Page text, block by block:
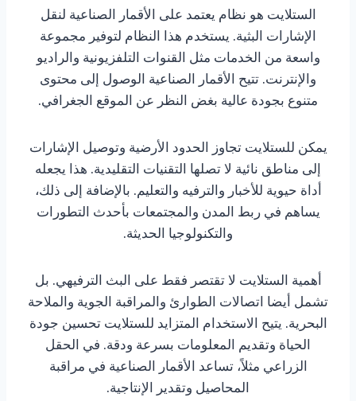
الستلايت هو نظام يعتمد على الأقمار الصناعية لنقل
الإشارات البثية. يستخدم هذا النظام لتوفير مجموعة
واسعة من الخدمات مثل القنوات التلفزيونية والراديو
والإنترنت. تتيح الأقمار الصناعية الوصول إلى محتوى
متنوع بجودة عالية بغض النظر عن الموقع الجغرافي.
يمكن للستلايت تجاوز الحدود الأرضية وتوصيل الإشارات
إلى مناطق نائية لا تصلها التقنيات التقليدية. هذا يجعله
أداة حيوية للأخبار والترفيه والتعليم. بالإضافة إلى ذلك،
يساهم في ربط المدن والمجتمعات بأحدث التطورات
والتكنولوجيا الحديثة.
أهمية الستلايت لا تقتصر فقط على البث الترفيهي. بل
تشمل أيضا اتصالات الطوارئ والمراقبة الجوية والملاحة
البحرية. يتيح الاستخدام المتزايد للستلايت تحسين جودة
الحياة وتقديم المعلومات بسرعة ودقة. في الحقل
الزراعي مثلاً، تساعد الأقمار الصناعية في مراقبة
المحاصيل وتقدير الإنتاجية.